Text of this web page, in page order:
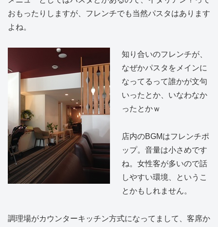
おもったりしますが、フレンチでも当然パスタはあります
よね。
知り合いのフレンチが、
なぜかパスタをメインに
なってるって誰かが文句
いったとか、いなわなか
ったとかｗ
店内のBGMはフレンチポ
ップ。音量は小さめです
ね。女性客が多いので話
しやすい環境、というこ
とかもしれません。
調理場がカウンターキッチン方式になってまして、客席か